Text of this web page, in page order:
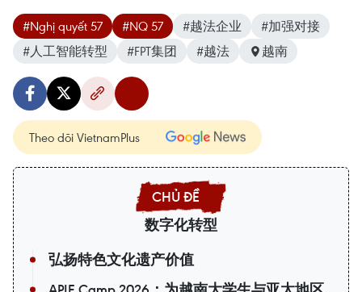
#Nghị quyết 57 #NQ 57 #越法企业
#加强对接
#人工智能转型
#FPT集团 #越法 越南
Theo dõi VietnamPlus
数字化转型
弘扬特色文化遗产价值